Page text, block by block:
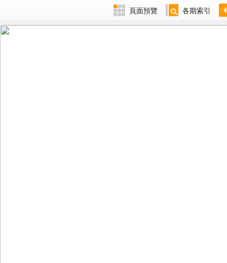
頁面預覽 各期索引